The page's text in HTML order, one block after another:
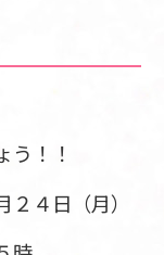
う！！
４日（月）